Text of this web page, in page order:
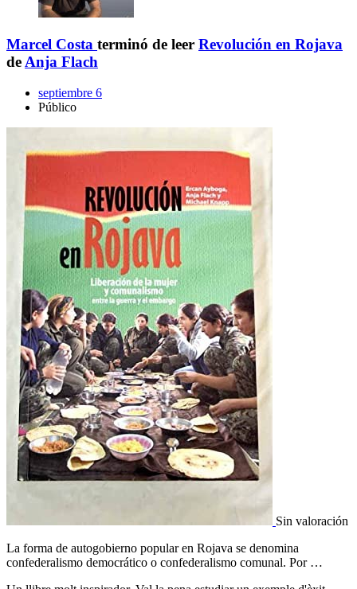
Marcel Costa terminó de leer Revolución en Rojava
de Anja Flach
septiembre 6
Público
Sin valoración
La forma de autogobierno popular en Rojava se denomina
confederalismo democrático o confederalismo comunal. Por …